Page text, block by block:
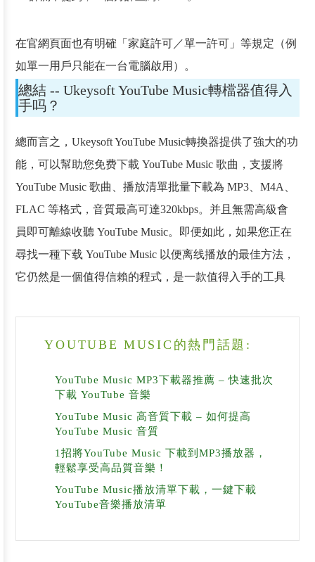
在官網頁面也有明確「家庭許可／單一許可」等規定（例
如單一用戶只能在一台電腦啟用）。
總結 -- Ukeysoft YouTube Music轉檔器值得入
手吗？
總而言之，Ukeysoft YouTube Music轉換器提供了強大的功
能，可以幫助您免费下載 YouTube Music 歌曲，支援將
YouTube Music 歌曲、播放清單批量下載為 MP3、M4A、
FLAC 等格式，音質最高可達320kbps。并且無需高級會
員即可離線收聽 YouTube Music。即便如此，如果您正在
尋找一種下载 YouTube Music 以便离线播放的最佳方法，
它仍然是一個值得信賴的程式，是一款值得入手的工具
YOUTUBE MUSIC的熱門話題:
YouTube Music MP3下載器推薦 – 快速批次
下載 YouTube 音樂
YouTube Music 高音質下載 – 如何提高
YouTube Music 音質
1招將YouTube Music 下載到MP3播放器，
輕鬆享受高品質音樂！
YouTube Music播放清單下載，一鍵下載
YouTube音樂播放清單